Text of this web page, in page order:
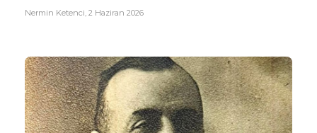
Nermin Ketenci, 2 Haziran 2026